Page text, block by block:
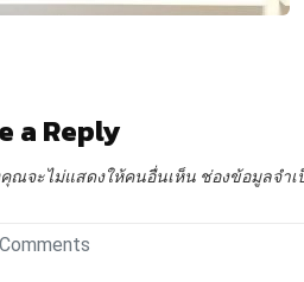
a Reply
คุณจะไม่แสดงให้คนอื่นเห็น ช่องข้อมูลจำเ